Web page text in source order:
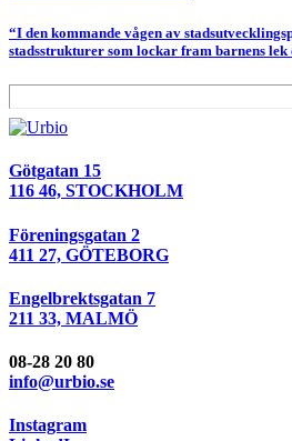
“I den kommande vågen av
stadsstrukturer som lockar fram barnens lek
Götgatan 15
116 46, STOCKHOLM
Föreningsgatan 2
411 27, GÖTEBORG
Engelbrektsgatan 7
211 33, MALMÖ
08-28 20 80
info@urbio.se
Instagram